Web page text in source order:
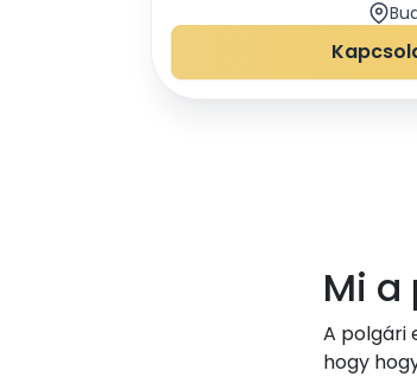
Mi a
A polgári
hogy